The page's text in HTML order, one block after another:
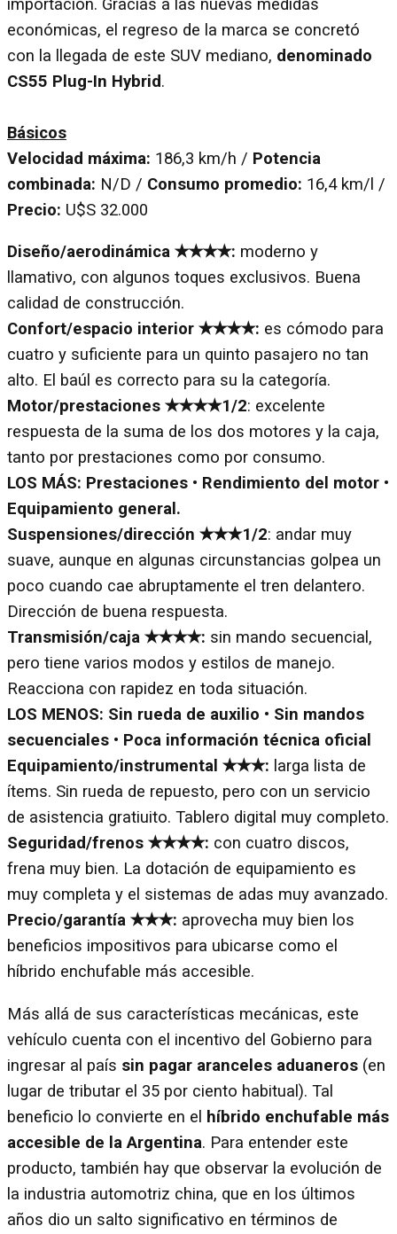
importación. Gracias a las nuevas medidas
económicas, el regreso de la marca se concretó
con la llegada de este SUV mediano, denominado
CS55 Plug-In Hybrid.
Básicos
Velocidad máxima: 186,3 km/h / Potencia
combinada: N/D / Consumo promedio: 16,4 km/l /
Precio: U$S 32.000
Diseño/aerodinámica ✭✭✭✭: moderno y
llamativo, con algunos toques exclusivos. Buena
calidad de construcción.
Confort/espacio interior ✭✭✭✭: es cómodo para
cuatro y suficiente para un quinto pasajero no tan
alto. El baúl es correcto para su la categoría.
Motor/prestaciones ✭✭✭✭1/2: excelente
respuesta de la suma de los dos motores y la caja,
tanto por prestaciones como por consumo.
LOS MÁS: Prestaciones • Rendimiento del motor •
Equipamiento general.
Suspensiones/dirección ✭✭✭1/2: andar muy
suave, aunque en algunas circunstancias golpea un
poco cuando cae abruptamente el tren delantero.
Dirección de buena respuesta.
Transmisión/caja ✭✭✭✭: sin mando secuencial,
pero tiene varios modos y estilos de manejo.
Reacciona con rapidez en toda situación.
LOS MENOS: Sin rueda de auxilio • Sin mandos
secuenciales • Poca información técnica oficial
Equipamiento/instrumental ✭✭✭: larga lista de
ítems. Sin rueda de repuesto, pero con un servicio
de asistencia gratiuito. Tablero digital muy completo.
Seguridad/frenos ✭✭✭✭: con cuatro discos,
frena muy bien. La dotación de equipamiento es
muy completa y el sistemas de adas muy avanzado.
Precio/garantía ✭✭✭: aprovecha muy bien los
beneficios impositivos para ubicarse como el
híbrido enchufable más accesible.
Más allá de sus características mecánicas, este
vehículo cuenta con el incentivo del Gobierno para
ingresar al país sin pagar aranceles aduaneros (en
lugar de tributar el 35 por ciento habitual). Tal
beneficio lo convierte en el híbrido enchufable más
accesible de la Argentina. Para entender este
producto, también hay que observar la evolución de
la industria automotriz china, que en los últimos
años dio un salto significativo en términos de